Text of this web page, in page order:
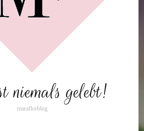
gelebt!
maraflorblog